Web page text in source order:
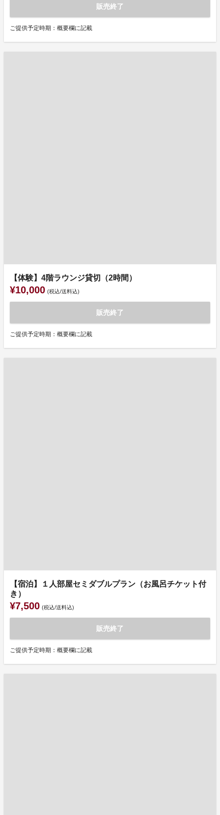
販売終了
ご提供予定時期：概要欄に記載
【体験】4階ラウンジ貸切（2時間）
¥10,000 (税込/送料込)
販売終了
ご提供予定時期：概要欄に記載
【宿泊】１人部屋セミダブルプラン（お風呂チケット付
き）
¥7,500 (税込/送料込)
販売終了
ご提供予定時期：概要欄に記載